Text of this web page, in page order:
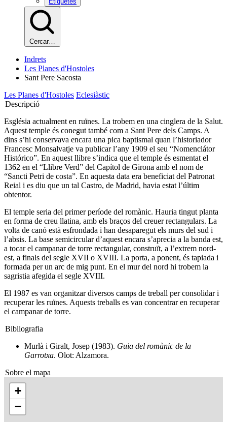
Cercar…
Indrets
Les Planes d'Hostoles
Sant Pere Sacosta
Les Planes d'Hostoles Eclesiàstic
Descripció
Església actualment en ruïnes. La trobem en una cinglera de la Salut.
Aquest temple és conegut també com a Sant Pere dels Camps. A
dins s’hi conservava encara una pica baptismal quan l’historiador
Francesc Monsalvatje va publicar l’any 1909 el seu “Nomenclátor
Histórico”. En aquest llibre s’indica que el temple és esmentat el
1362 en el “Llibre Verd” del Capítol de Girona amb el nom de
“Sancti Petri de costa”. En aquesta data era beneficiat del Patronat
Reial i es diu que un tal Castro, de Madrid, havia estat l’últim
obtentor.
El temple seria del primer període del romànic. Hauria tingut planta
en forma de creu llatina, amb els braços del creuer rectangulars. La
volta de canó està esfrondada i han desaparegut els murs del sud i
l’absis. La base semicircular d’aquest encara s’aprecia a la banda est,
a tocar el campanar de torre rectangular, construït, a l’extrem nord-
est, a finals del segle XVII o XVIII. La porta, a ponent, és tapiada i
formada per un arc de mig punt. En el mur del nord hi trobem la
sagristia afegida el segle XVIII.
El 1987 es van organitzar diversos camps de treball per consolidar i
recuperar les ruïnes. Aquests treballs es van concentrar en recuperar
el campanar de torre.
Bibliografia
Murlà i Giralt, Josep (1983). Guia del romànic de la
Garrotxa. Olot: Alzamora.
Sobre el mapa
+
−